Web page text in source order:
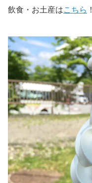
飲食・お土産はこちら ！